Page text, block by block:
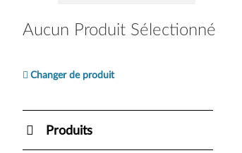
Aucun Produit Sélectionné
Changer de produit
Produits